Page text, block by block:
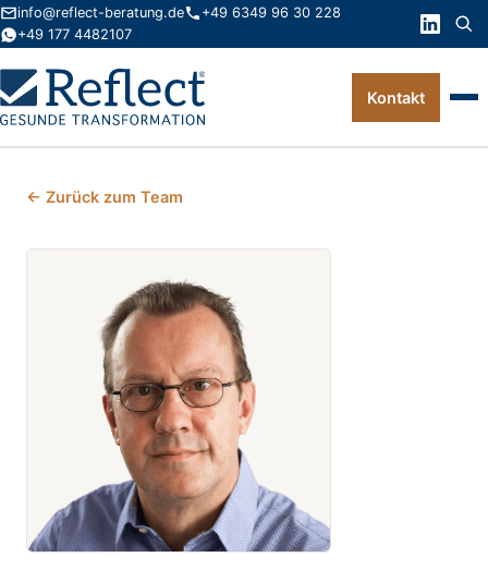
info@reflect-beratung.de
+49 6349 96 30 228
+49 177 4482107
Über uns
Kontakt
← Zurück zum Team